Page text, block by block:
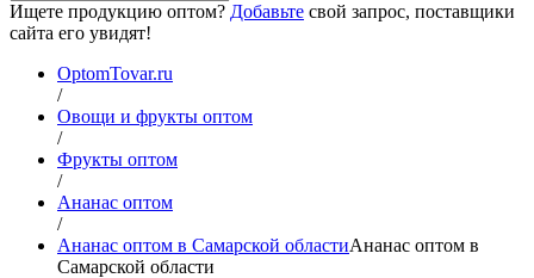
Ищете продукцию оптом? Добавьте свой запрос, поставщики
сайта его увидят!
OptomTovar.ru
/
Овощи и фрукты оптом
/
Фрукты оптом
/
Ананас оптом
/
Ананас оптом в Самарской областиАнанас оптом в
Самарской области